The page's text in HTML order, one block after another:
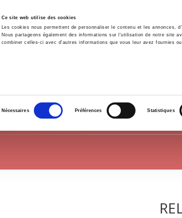
Ce site web utilise des cookies
Les cookies nous permettent de personnaliser le contenu et les
Nous partageons également des informations sur l'utilisation de notre site
combiner celles-ci avec d'autres informations que vous leur avez fournies
consentement
Nécessaires Préférences Statistiques
Home Environment